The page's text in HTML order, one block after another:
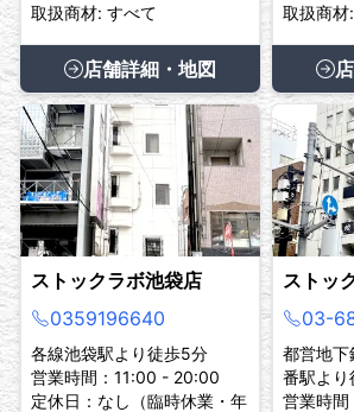
取扱商材: すべて
店舗詳細・地図
取扱商材
ストックラボ池袋店
0359196640
各線池袋駅より徒歩5分
営業時間：11:00 - 20:00
定休日：なし（臨時休業・年
ストッ
03-
都営地
番駅よ
営業時